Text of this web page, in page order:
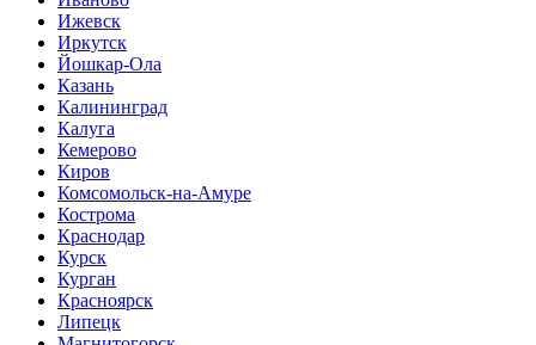
Ижевск
Иркутск
Йошкар-Ола
Казань
Калининград
Калуга
Кемерово
Киров
Комсомольск-на-Амуре
Кострома
Краснодар
Курск
Курган
Красноярск
Липецк